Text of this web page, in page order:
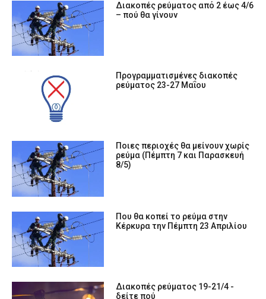
Διακοπές ρεύματος από 2 έως 4/6
– πού θα γίνουν
Προγραμματισμένες διακοπές
ρεύματος 23-27 Μαΐου
Ποιες περιοχές θα μείνουν χωρίς
ρεύμα (Πέμπτη 7 και Παρασκευή
8/5)
Που θα κοπεί το ρεύμα στην
Κέρκυρα την Πέμπτη 23 Απριλίου
Διακοπές ρεύματος 19-21/4 -
δείτε πού